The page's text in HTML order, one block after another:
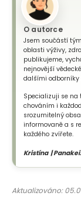
O autorce
Jsem součástí
oblasti výživy,
publikujeme,
nejnovější
dalšími odborníky
Specializuji se na
chováním i
srozumitelný
informovaně a s
každého zvířete.
Kristína |
Aktualizováno: